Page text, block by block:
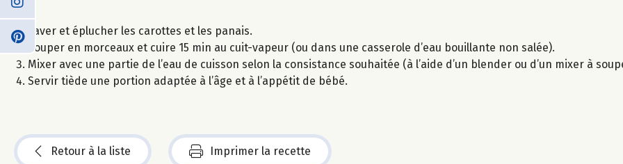
Laver et éplucher les carottes et les panais.
Couper en morceaux et cuire 15 min au cuit-vapeur (ou dans une casserole d’eau bouillante non salée).
Mixer avec une partie de l’eau de cuisson selon la consistance souhaitée (à l’aide d’un blender ou d’un mixer à
Servir tiède une portion adaptée à l’âge et à l’appétit de bébé.
Retour à la liste Imprimer la recette